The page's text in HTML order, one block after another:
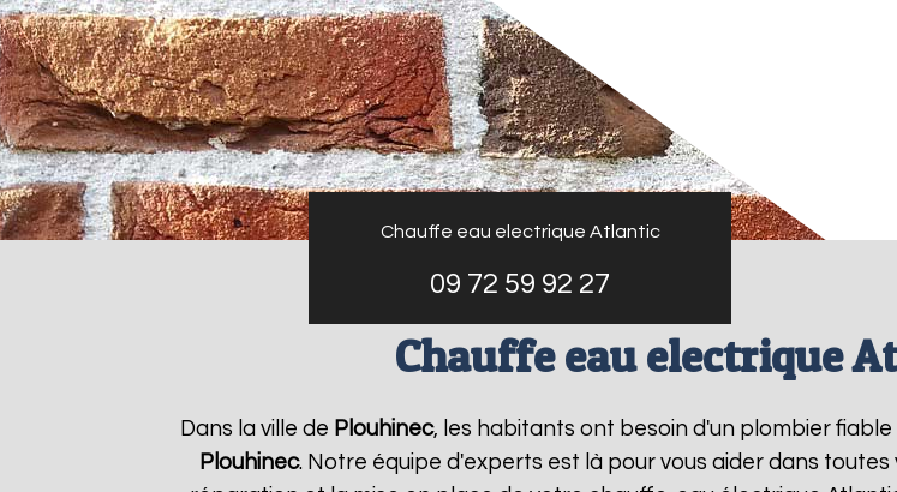
Chauffe eau electrique Atlantic
09 72 59 92 27
Chauffe eau electrique
Dans la ville de Plouhinec, les habitants ont besoin d'un plombier
Plouhinec. Notre équipe d'experts est là pour vous aider dans